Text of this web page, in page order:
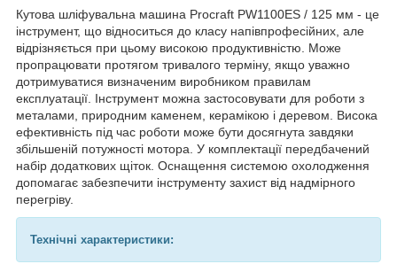
Кутова шліфувальна машина Procraft PW1100ES / 125 мм - це
інструмент, що відноситься до класу напівпрофесійних, але
відрізняється при цьому високою продуктивністю. Може
пропрацювати протягом тривалого терміну, якщо уважно
дотримуватися визначеним виробником правилам
експлуатації. Інструмент можна застосовувати для роботи з
металами, природним каменем, керамікою і деревом. Висока
ефективність під час роботи може бути досягнута завдяки
збільшеній потужності мотора. У комплектації передбачений
набір додаткових щіток. Оснащення системою охолодження
допомагає забезпечити інструменту захист від надмірного
перегріву.
Технічні характеристики: